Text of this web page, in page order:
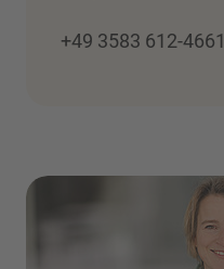
+49 3583 612-4661